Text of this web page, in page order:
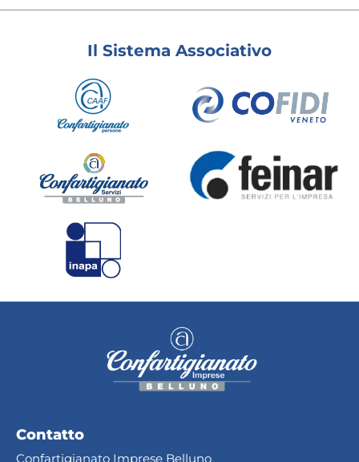
Il Sistema Associativo
Contatto
Confartigianato Imprese Belluno